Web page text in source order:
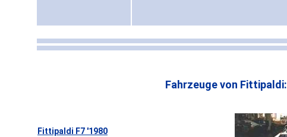
Fahrzeuge von Fittipaldi:
Fittipaldi F7 '1980